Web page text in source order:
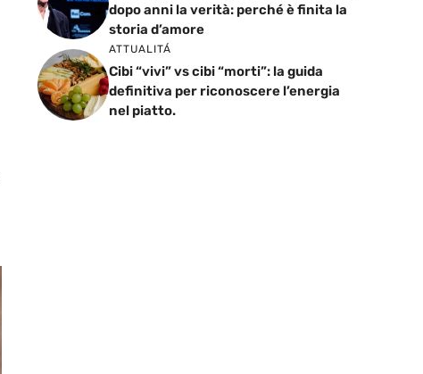
dopo anni la verità: perché è finita la
storia d’amore
ATTUALITÁ
Cibi “vivi” vs cibi “morti”: la guida
definitiva per riconoscere l’energia
nel piatto.